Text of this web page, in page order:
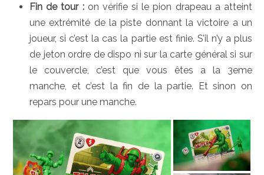
Fin de tour :on vérifie si le pion drapeau a atteint
une extrémité de la piste donnant la victoire a un
joueur, si c’est la cas la partie est finie. S’il n’y a plus
de jeton ordre de dispo ni sur la carte général si sur
le couvercle, c’est que vous êtes a la 3eme
manche, et c’est la fin de la partie. Et sinon on
repars pour une manche.